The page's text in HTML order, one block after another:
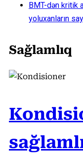
BMT-dən kritik
yoluxanların
Sağlamlıq